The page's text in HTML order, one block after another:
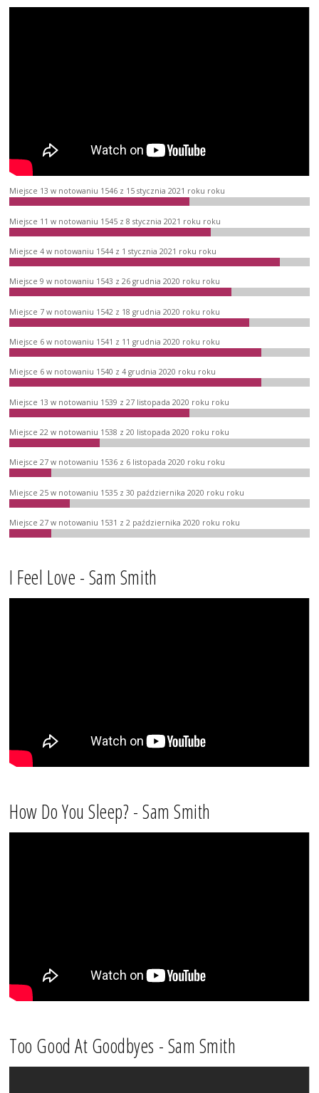
Miejsce 13 w notowaniu 1546 z 15 stycznia 2021 roku roku
Miejsce 11 w notowaniu 1545 z 8 stycznia 2021 roku roku
Miejsce 4 w notowaniu 1544 z 1 stycznia 2021 roku roku
Miejsce 9 w notowaniu 1543 z 26 grudnia 2020 roku roku
Miejsce 7 w notowaniu 1542 z 18 grudnia 2020 roku roku
Miejsce 6 w notowaniu 1541 z 11 grudnia 2020 roku roku
Miejsce 6 w notowaniu 1540 z 4 grudnia 2020 roku roku
Miejsce 13 w notowaniu 1539 z 27 listopada 2020 roku roku
Miejsce 22 w notowaniu 1538 z 20 listopada 2020 roku roku
Miejsce 27 w notowaniu 1536 z 6 listopada 2020 roku roku
Miejsce 25 w notowaniu 1535 z 30 października 2020 roku roku
Miejsce 27 w notowaniu 1531 z 2 października 2020 roku roku
I Feel Love - Sam Smith
How Do You Sleep? - Sam Smith
Too Good At Goodbyes - Sam Smith